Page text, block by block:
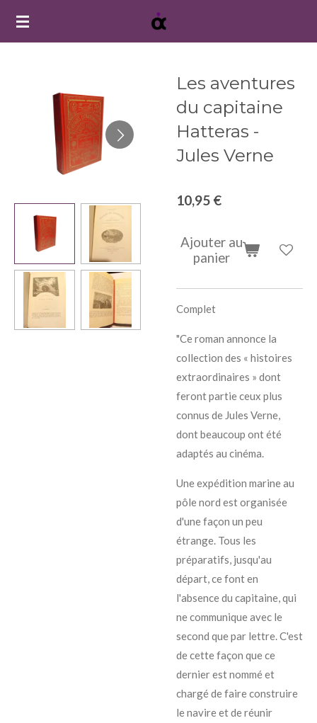
Passer
Les aventures
du capitaine
Hatteras -
Jules Verne
10,95 €
Ajouter au
panier
Complet
"Ce roman annonce la
collection des « histoires
extraordinaires » dont
feront partie ceux plus
connus de Jules Verne,
dont beaucoup ont été
adaptés au cinéma.
Une expédition marine au
pôle nord est organisée
d'une façon un peu
étrange. Tous les
préparatifs, jusqu'au
départ, ce font en
l'absence du capitaine, qui
ne communique avec le
second que par lettre. C'est
de cette façon que ce
dernier est nommé et
chargé de faire construire
le navire et de réunir